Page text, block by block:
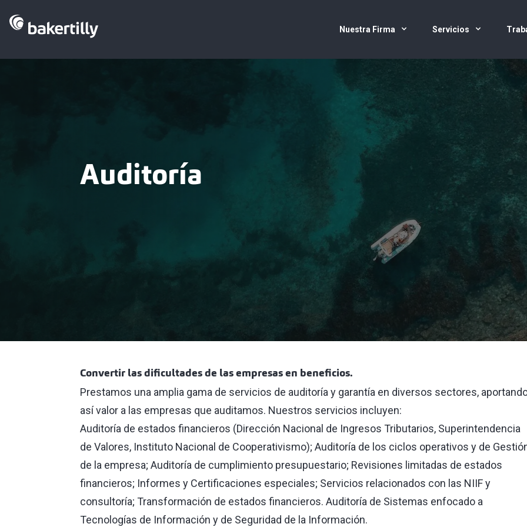
Nuestra Firma Servicios
Auditoría
Convertir las dificultades de las empresas en beneficios.
Prestamos una amplia gama de servicios de auditoría y garantía en diversos sectores,
así valor a las empresas que auditamos. Nuestros servicios incluyen:
Auditoría de estados financieros (Dirección Nacional de Ingresos Tributarios, Superintendencia
de Valores, Instituto Nacional de Cooperativismo); Auditoría de los ciclos operativos y de
de la empresa; Auditoría de cumplimiento presupuestario; Revisiones limitadas de estados
financieros; Informes y Certificaciones especiales; Servicios relacionados con las NIIF y
consultoría; Transformación de estados financieros. Auditoría de Sistemas enfocado a
Tecnologías de Información y de Seguridad de la Información.